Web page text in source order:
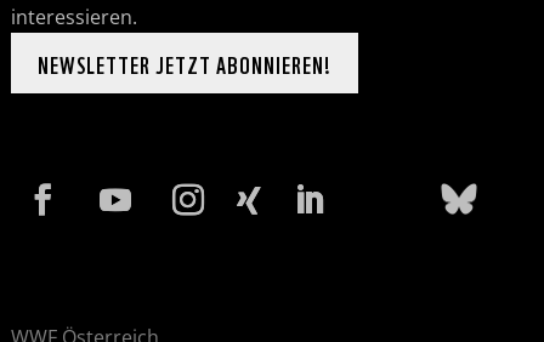
interessieren.
NEWSLETTER JETZT ABONNIEREN!